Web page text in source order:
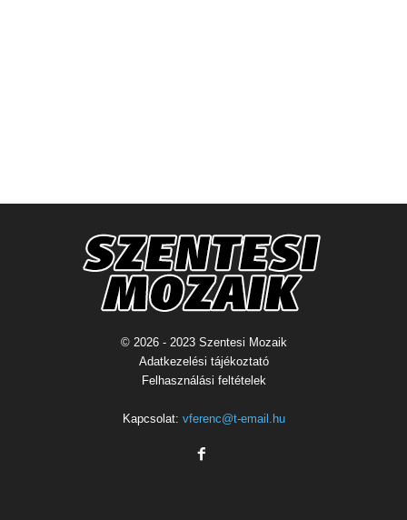
© 2026 - 2023 Szentesi Mozaik
Adatkezelési tájékoztató
Felhasználási feltételek
Kapcsolat: vferenc@t-email.hu